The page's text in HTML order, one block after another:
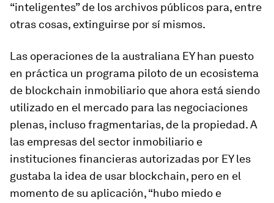
“inteligentes” de los archivos públicos para, entre
otras cosas, extinguirse por sí mismos.
Las operaciones de la australiana EY han puesto
en práctica un programa piloto de un ecosistema
de blockchain inmobiliario que ahora está siendo
utilizado en el mercado para las negociaciones
plenas, incluso fragmentarias, de la propiedad. A
las empresas del sector inmobiliario e
instituciones financieras autorizadas por EY les
gustaba la idea de usar blockchain, pero en el
momento de su aplicación, “hubo miedo e